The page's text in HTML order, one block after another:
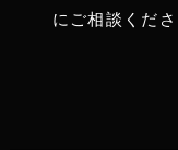
にご相談くださ